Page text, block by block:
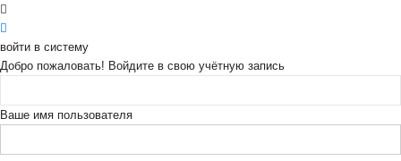
войти в систему
Добро пожаловать! Войдите в свою учётную запись
Ваше имя пользователя